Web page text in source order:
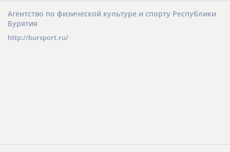
Агентство по физической культуре и спорту Республики
Бурятия
http://bursport.ru/